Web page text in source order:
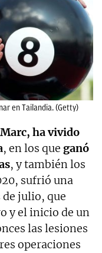
en Tailandia. (Getty)
Marc, ha vivido
, en los que ganó
, y también los
sufrió una
de julio, que
y el inicio de un
las lesiones
operaciones